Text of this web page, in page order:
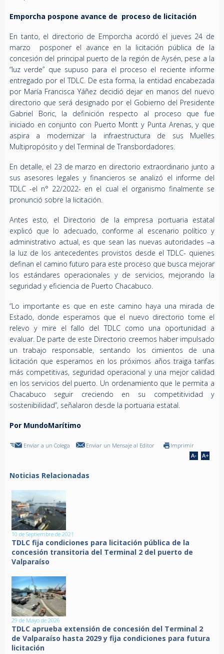
Emporcha pospone avance de proceso de licitación
En tanto, el directorio de Emporcha acordó el jueves 24 de
marzo posponer el avance en la licitación pública de la
concesión del principal puerto de la región de Aysén, pese a la
“luz verde” que supuso para el proceso el reciente informe
entregado por el TDLC. De esta forma, la entidad encabezada
por María Francisca Yáñez decidió dejar en manos del nuevo
directorio que será designado por el Gobierno del Presidente
Gabriel Boric, la definición respecto al proceso que fue
iniciado en conjunto con Puerto Montt y Punta Arenas, y que
aspira a modernizar la infraestructura de sus Muelles
Multipropósito y del Terminal de Transbordadores.
En detalle, el 23 de marzo en directorio extraordinario junto a
sus asesores legales y financieros se analizó el informe del
TDLC -el n° 22/2022- en el cual el organismo finalmente se
pronunció sobre la licitación.
Antes esto, el Directorio de la empresa portuaria estatal
explicó que lo adecuado, conforme al escenario político y
administrativo actual, es que sean las nuevas autoridades –a
la luz de los antecedentes provistos desde el TDLC- quienes
definan el camino futuro para este proceso que busca mejorar
los estándares operacionales y de servicios, mejorando la
seguridad y eficiencia de Puerto Chacabuco.
“Lo importante es que en este camino haya una mirada de
Estado, donde esperamos que el nuevo directorio tome el
relevo y mire el fallo del TDLC como una oportunidad a
evaluar. De parte de este Directorio creemos haber impulsado
un trabajo responsable, sentando los cimientos de una
licitación que esperamos en los próximos años traiga tarifas
más competitivas, seguridad operacional y una mejor calidad
en los servicios del puerto. Un ordenamiento que le permita a
Chacabuco seguir creciendo en su competitividad y
sostenibilidad”, señalaron desde la portuaria estatal.
Por MundoMarítimo
Enviar a un Colega Enviar un Mensaje al Editor Imprimir
Noticias Relacionadas
10 de Septiembre de 2021
TDLC fija condiciones para licitación pública de la
concesión transitoria del Terminal 2 del puerto de
Valparaíso
29 de Mayo de 2026
TDLC aprueba extensión de concesión del Terminal 2
de Valparaíso hasta 2029 y fija condiciones para futura
licitación